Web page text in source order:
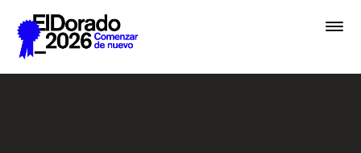
Saltar al contenido principal